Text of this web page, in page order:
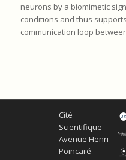
neurons by a biomimetic
conditions and thus
communication loop
Cité
Scientifique
Avenue Henri
Poincaré